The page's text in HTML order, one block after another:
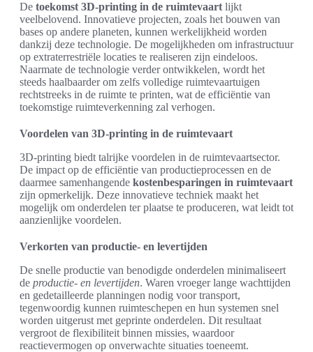
De toekomst 3D-printing in de ruimtevaart lijkt
veelbelovend. Innovatieve projecten, zoals het bouwen van
bases op andere planeten, kunnen werkelijkheid worden
dankzij deze technologie. De mogelijkheden om infrastructuur
op extraterrestriële locaties te realiseren zijn eindeloos.
Naarmate de technologie verder ontwikkelen, wordt het
steeds haalbaarder om zelfs volledige ruimtevaartuigen
rechtstreeks in de ruimte te printen, wat de efficiëntie van
toekomstige ruimteverkenning zal verhogen.
Voordelen van 3D-printing in de ruimtevaart
3D-printing biedt talrijke voordelen in de ruimtevaartsector.
De impact op de efficiëntie van productieprocessen en de
daarmee samenhangende kostenbesparingen in ruimtevaart
zijn opmerkelijk. Deze innovatieve techniek maakt het
mogelijk om onderdelen ter plaatse te produceren, wat leidt tot
aanzienlijke voordelen.
Verkorten van productie- en levertijden
De snelle productie van benodigde onderdelen minimaliseert
de productie- en levertijden. Waren vroeger lange wachttijden
en gedetailleerde planningen nodig voor transport,
tegenwoordig kunnen ruimteschepen en hun systemen snel
worden uitgerust met geprinte onderdelen. Dit resultaat
vergroot de flexibiliteit binnen missies, waardoor
reactievermogen op onverwachte situaties toeneemt.